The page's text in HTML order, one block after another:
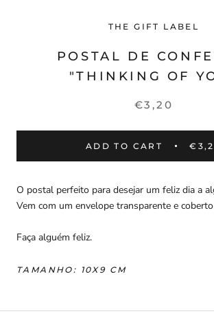
THE GIFT LABEL
POSTAL DE
"THINKING OF
€3,20
ADD TO CART
O postal perfeito para desejar um feliz dia a
Vem com um envelope transparente e
Faça alguém feliz.
TAMANHO: 10X9 CM